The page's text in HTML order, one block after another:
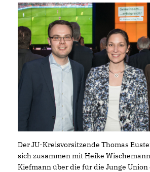
Der JU-Kreisvorsitzende Thomas
sich zusammen mit Heike
Kiefmann über die für die Junge